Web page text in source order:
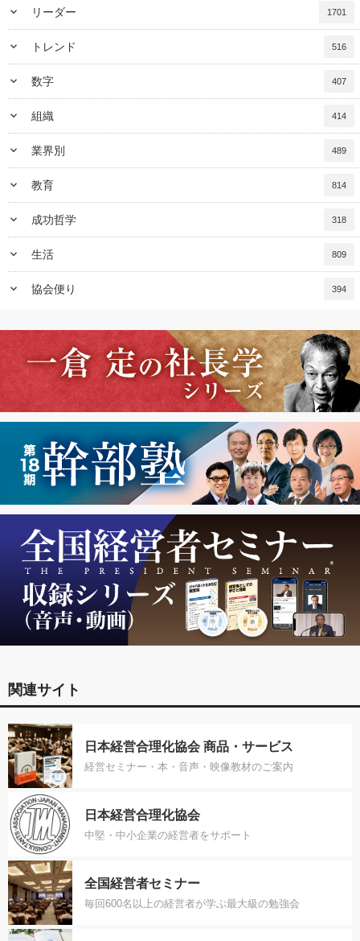
keyboard_arrow_down リーダー 1701
keyboard_arrow_down トレンド 516
keyboard_arrow_down 数字 407
keyboard_arrow_down 組織 414
keyboard_arrow_down 業界別 489
keyboard_arrow_down 教育 814
keyboard_arrow_down 成功哲学 318
keyboard_arrow_down 生活 809
keyboard_arrow_down 協会便り 394
関連サイト
日本経営合理化協会 商品・サービス
経営セミナー・本・音声・映像教材のご案内
日本経営合理化協会
中堅・中小企業の経営者をサポート
全国経営者セミナー
毎回600名以上の経営者が学ぶ最大級の勉強会